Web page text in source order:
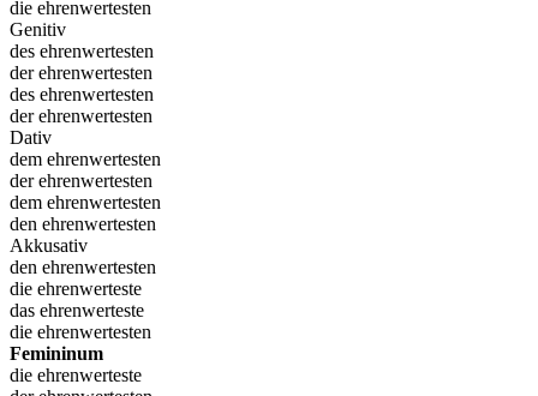
die ehrenwertesten
Genitiv
des ehrenwertesten
der ehrenwertesten
des ehrenwertesten
der ehrenwertesten
Dativ
dem ehrenwertesten
der ehrenwertesten
dem ehrenwertesten
den ehrenwertesten
Akkusativ
den ehrenwertesten
die ehrenwerteste
das ehrenwerteste
die ehrenwertesten
Femininum
die ehrenwerteste